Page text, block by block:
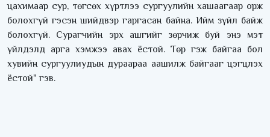
цахимаар сур, төгсөх хүртлээ сургуулийн хашаагаар орж
болохгүй гэсэн шийдвэр гаргасан байна. Ийм зүйл байж
болохгүй. Сурагчийн эрх ашгийг зөрчиж буй энэ мэт
үйлдэлд арга хэмжээ авах ёстой. Төр гэж байгаа бол
хувийн сургуулиудын дураараа аашилж байгааг цэгцлэх
ёстой" гэв.